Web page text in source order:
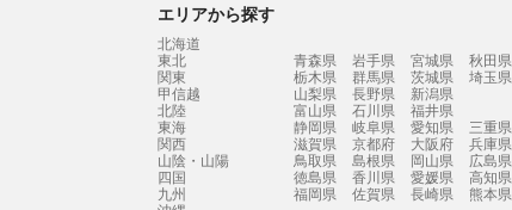
エリアから探す
北海道
東北
青森県 岩手県 宮城県 秋田県
関東
栃木県 群馬県 茨城県 埼玉県
甲信越
山梨県 長野県
新潟県
北陸
富山県 石川県
福井県
東海
静岡県 岐阜県 愛知県
三重県
関西
滋賀県 京都府 大阪府 兵庫県
山陰・山陽
鳥取県 島根県 岡山県 広島県
四国
徳島県 香川県 愛媛県
高知県
九州
福岡県 佐賀県 長崎県 熊本県